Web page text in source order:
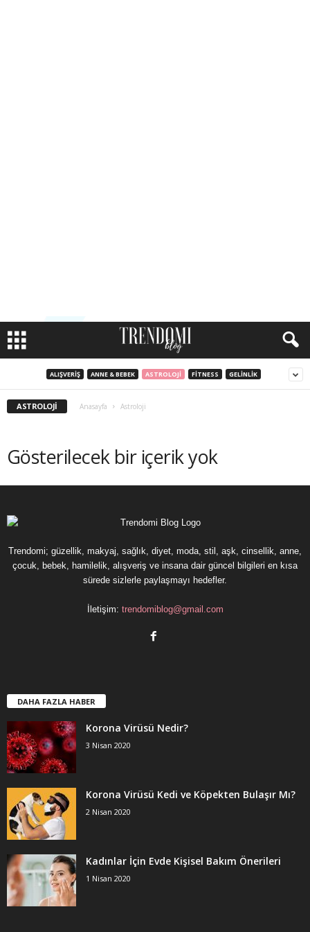
ALIŞVERIŞ ANNE & BEBEK ASTROLOJI FITNESS GELINLIK
ASTROLOJI Anasayfa Astroloji
Gösterilecek bir içerik yok
Trendomi; güzellik, makyaj, sağlık, diyet, moda, stil, aşk, cinsellik, anne,
çocuk, bebek, hamilelik, alışveriş ve insana dair güncel bilgileri en kısa
sürede sizlerle paylaşmayı hedefler.
İletişim: trendomiblog@gmail.com
DAHA FAZLA HABER
Korona Virüsü Nedir?
3 Nisan 2020
Korona Virüsü Kedi ve Köpekten Bulaşır Mı?
2 Nisan 2020
Kadınlar İçin Evde Kişisel Bakım Önerileri
1 Nisan 2020